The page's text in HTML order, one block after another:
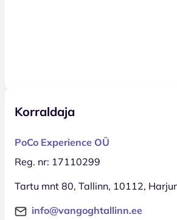
Korraldaja
PoCo Experience OÜ
Reg. nr: 17110299
Tartu mnt 80, Tallinn, 10112,
info@vangoghtallinn.ee